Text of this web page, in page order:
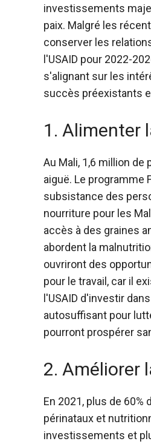
investissements
paix. Malgré les
conserver les
l'USAID pour 2022-
s'alignant sur les
succès préexistants
1. Alimenter
Au Mali, 1,6 million
aiguë. Le programme
subsistance des
nourriture pour les
accès à des graines
abordent la
ouvriront des
pour le travail, car il
l'USAID d'investir
autosuffisant pour
pourront prospérer
2. Améliorer
En 2021, plus de
périnataux et
investissements et